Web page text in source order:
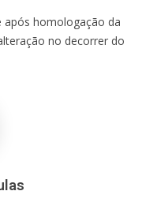
após homologação da
no decorrer do